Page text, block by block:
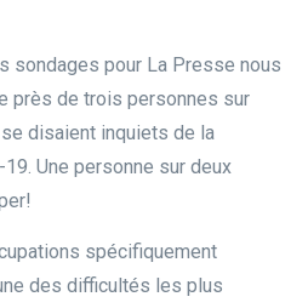
sondages pour La Presse nous
près de trois personnes sur
disaient inquiets de la
Une personne sur deux
spécifiquement
des difficultés les plus